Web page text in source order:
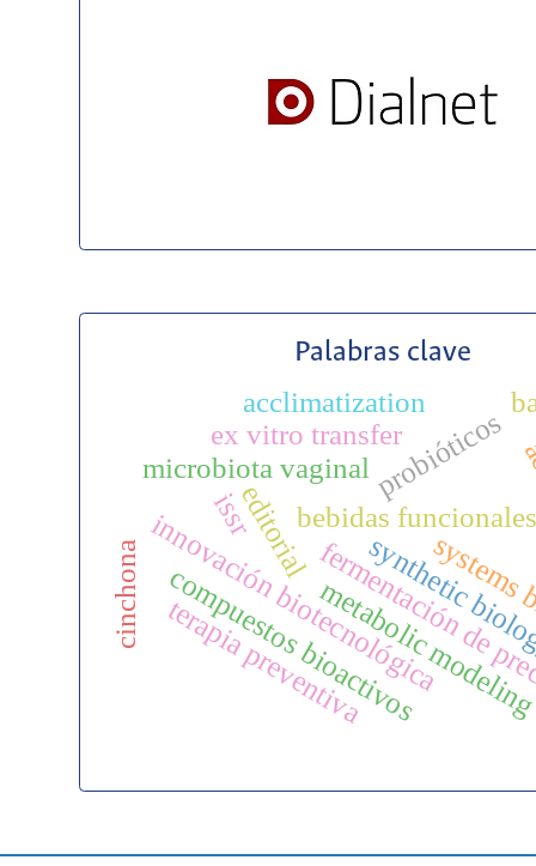
Palabras clave
editorialbebidas
innovación biotecnológica
fermentación de
compuestos bioactivos
probióticos
terapia preventiva
microbiota vaginal
metabolic
synthetic
cinchona
issr
ex vitro transfer
acclimatization